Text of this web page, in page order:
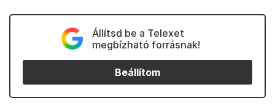
Állítsd be a Telexet
megbízható forrásnak!
Beállítom